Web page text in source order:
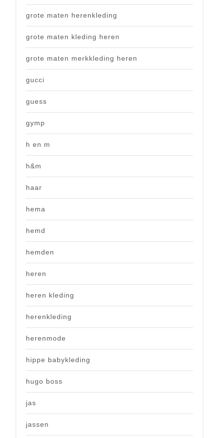
grote maten herenkleding
grote maten kleding heren
grote maten merkkleding heren
gucci
guess
gymp
h en m
h&m
haar
hema
hemd
hemden
heren
heren kleding
herenkleding
herenmode
hippe babykleding
hugo boss
jas
jassen